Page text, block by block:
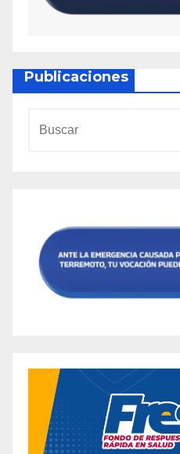
Publicaciones